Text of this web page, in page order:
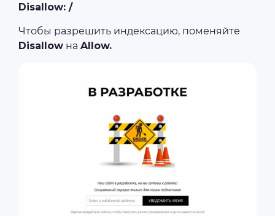
Disallow: /
Чтобы разрешить индексацию, поменяйте
Disallow на Allow.